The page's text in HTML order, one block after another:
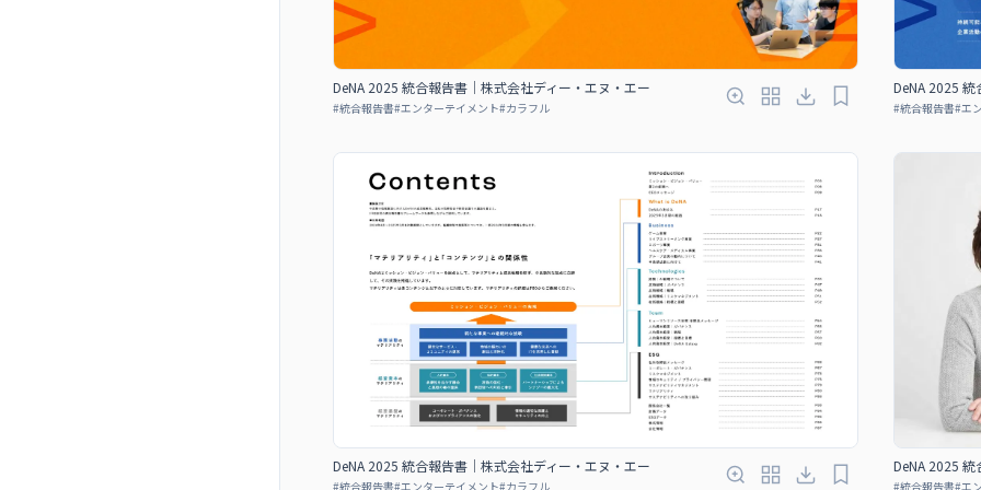
DeNA 2025 統合報告書｜株式会社ディー・エヌ・エー
#統合報告書#エンターテイメント#カラフル
DeNA 2025
#統合報告書#エ
DeNA 2025 統合報告書｜株式会社ディー・エヌ・エー
#統合報告書#エンターテイメント#カラフル
DeNA 2025
#統合報告書#エ